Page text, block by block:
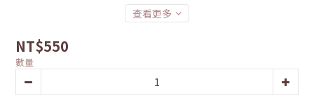
查看更多
NT$550
數量